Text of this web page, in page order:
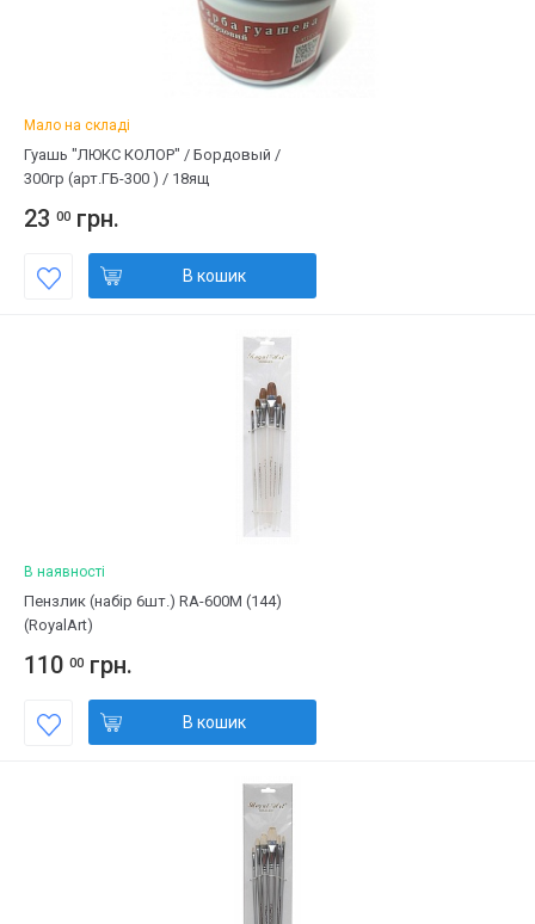
Мало на складі
Гуашь "ЛЮКС КОЛОР" / Бордовый /
300гр (арт.ГБ-300 ) / 18ящ
23 00 грн.
В кошик
В наявності
Пензлик (набір 6шт.) RA-600M (144)
(RoyalArt)
110 00 грн.
В кошик